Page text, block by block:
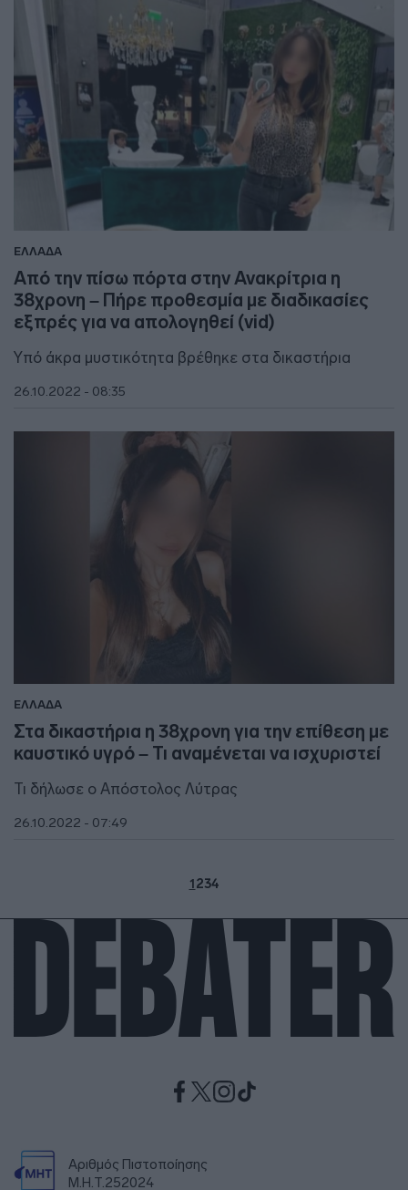
ΕΛΛΑΔΑ
Από την πίσω πόρτα στην Ανακρίτρια η
38χρονη – Πήρε προθεσμία με διαδικασίες
εξπρές για να απολογηθεί (vid)
Υπό άκρα μυστικότητα βρέθηκε στα δικαστήρια
26.10.2022 - 08:35
ΕΛΛΑΔΑ
Στα δικαστήρια η 38χρονη για την επίθεση με
καυστικό υγρό – Τι αναμένεται να ισχυριστεί
Τι δήλωσε ο Απόστολος Λύτρας
26.10.2022 - 07:49
1234
Αριθμός Πιστοποίησης
Μ.Η.Τ.252024